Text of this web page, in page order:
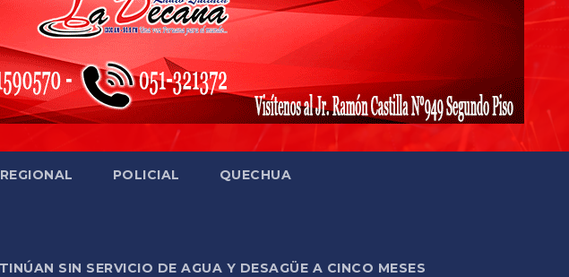
REGIONAL POLICIAL QUECHUA
SIN SERVICIO DE AGUA Y DESAGÜE A CINCO MESES